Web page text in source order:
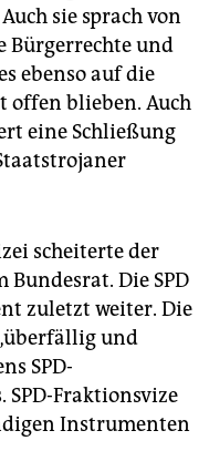
sie sprach von
Bürgerrechte und
ebenso auf die
offen blieben. Auch
eine Schließung
scheiterte der
Die SPD
zuletzt weiter. Die
und
SPD-
Fraktionsvize
Instrumenten